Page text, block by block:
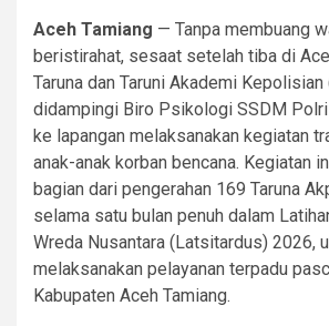
Aceh Tamiang — Tanpa membuang
beristirahat, sesaat setelah tiba di
Taruna dan Taruni Akademi Kepolisian
didampingi Biro Psikologi SSDM
ke lapangan melaksanakan kegiatan
anak-anak korban bencana. Kegiatan
bagian dari pengerahan 169 Taruna
selama satu bulan penuh dalam
Wreda Nusantara (Latsitardus) 2026,
melaksanakan pelayanan terpadu
Kabupaten Aceh Tamiang.